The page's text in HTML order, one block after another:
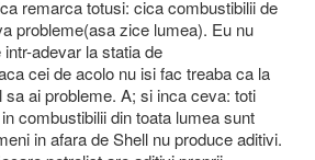
remarca totusi: cica combustibilii de
probleme(asa zice lumea). Eu nu
adevar la statia de
cei de acolo nu isi fac treaba ca la
ai probleme. A; si inca ceva: toti
combustibilii din toata lumea sunt
in afara de Shell nu produce aditivi.